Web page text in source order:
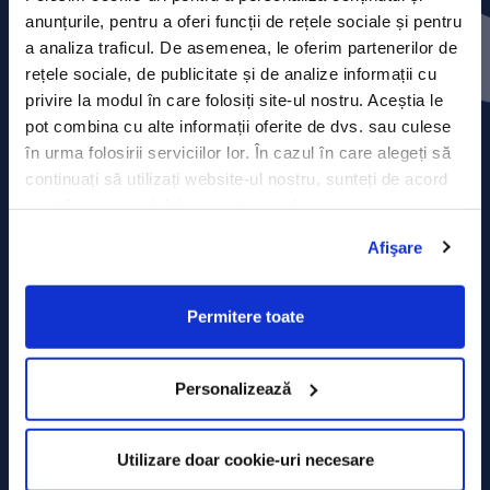
anunțurile, pentru a oferi funcții de rețele sociale și pentru
a analiza traficul. De asemenea, le oferim partenerilor de
rețele sociale, de publicitate și de analize informații cu
privire la modul în care folosiți site-ul nostru. Aceștia le
pot combina cu alte informații oferite de dvs. sau culese
în urma folosirii serviciilor lor. În cazul în care alegeți să
continuați să utilizați website-ul nostru, sunteți de acord
Afişare
Permitere toate
Personalizează
Utilizare doar cookie-uri necesare
Contact
Comunicate de presă
Politica de confidențialitate
Politica de prelucrare a datelor
Declarația Cookie